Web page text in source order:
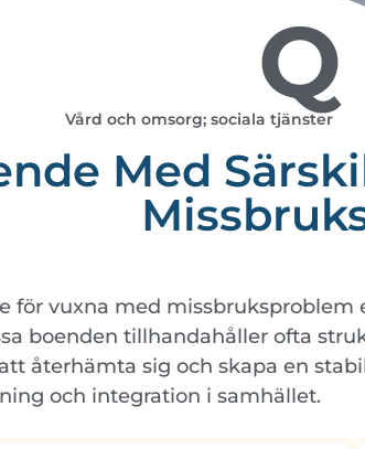
Q
Vård och omsorg; sociala tjänster
Med
för vuxna med
boenden tillhandahåller ofta
återhämta sig och skapa en
och integration i samhället.